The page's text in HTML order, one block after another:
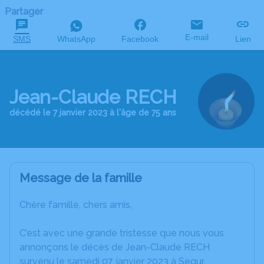
Partager
SMS WhatsApp Facebook E-mail Lien
Jean-Claude RECH
décédé le 7 janvier 2023 à l'âge de 75 ans
Message de la famille
Chère famille, chers amis,
C’est avec une grande tristesse que nous vous
annonçons le décès de Jean-Claude RECH
survenu le samedi 07 janvier 2023 à Segur.